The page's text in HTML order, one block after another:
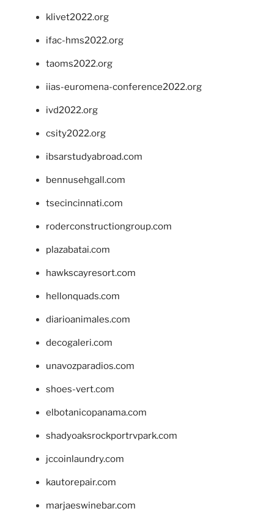
klivet2022.org
ifac-hms2022.org
taoms2022.org
iias-euromena-conference2022.org
ivd2022.org
csity2022.org
ibsarstudyabroad.com
bennusehgall.com
tsecincinnati.com
roderconstructiongroup.com
plazabatai.com
hawkscayresort.com
hellonquads.com
diarioanimales.com
decogaleri.com
unavozparadios.com
shoes-vert.com
elbotanicopanama.com
shadyoaksrockportrvpark.com
jccoinlaundry.com
kautorepair.com
marjaeswinebar.com